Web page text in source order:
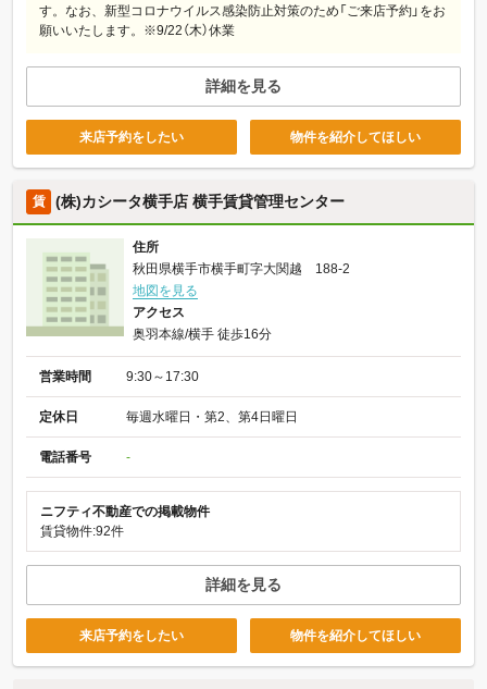
す。なお、新型コロナウイルス感染防止対策のため「ご来店予約」をお
願いいたします。※9/22（木）休業
詳細を見る
来店予約をしたい 物件を紹介してほしい
賃 (株)カシータ横手店 横手賃貸管理センター
住所
秋田県横手市横手町字大関越 188-2
地図を見る
アクセス
奥羽本線/横手 徒歩16分
営業時間 9:30～17:30
定休日 毎週水曜日・第2、第4日曜日
電話番号 -
ニフティ不動産での掲載物件
賃貸物件:92件
詳細を見る
来店予約をしたい 物件を紹介してほしい